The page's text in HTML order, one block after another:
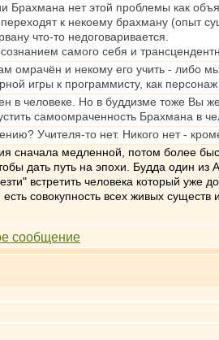
нет этой проблемы как
к некоему брахману (опыт
что-то недоговаривается.
самого себя и
омрачён и некому его учить -
игры к программисту, как
в человеке. Но в буддизме тоже Вы
самоомраченность Брахмана в
Учителя-то нет. Никого нет -
сначала медленной, потом более
дать путь на эпохи. Будда один из
встретить человека который уже
совокупность всех живых существ